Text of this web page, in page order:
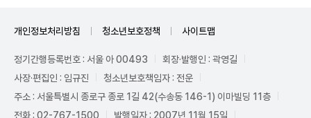
개인정보처리방침 청소년보호정책 사이트맵
정기간행등록번호 : 서울 아 00493
회장·발행인 : 곽영길
사장·편집인 : 임규진
청소년보호책임자 : 전운
주소 : 서울특별시 종로구 종로 1길 42(수송동 146-1) 이마빌딩 11층
전화 : 02-767-1500
발행일자 : 2007년 11월 15일